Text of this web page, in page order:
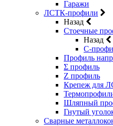
Гаражи
ЛСТК-профили
Назад
Стоечные
Назад
C-
Профиль
Σ профиль
Z профиль
Крепеж для
Шляпный
Гнутый
Сварные